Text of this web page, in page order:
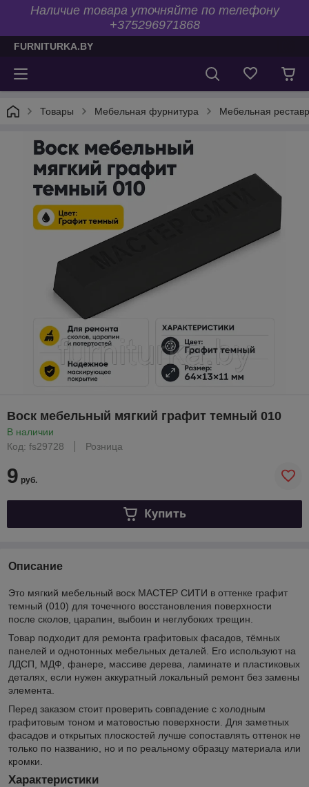
Наличие товара уточняйте по телефону
+375296971868
FURNITURKA.BY
Товары Мебельная фурнитура Мебельная
Воск мебельный мягкий графит темный 010
В наличии
Код: fs29728
Розница
9 руб.
Купить
Описание
Это мягкий мебельный воск МАСТЕР СИТИ в оттенке графит
темный (010) для точечного восстановления поверхности
после сколов, царапин, выбоин и неглубоких трещин.
Товар подходит для ремонта графитовых фасадов, тёмных
панелей и однотонных мебельных деталей. Его используют на
ЛДСП, МДФ, фанере, массиве дерева, ламинате и пластиковых
деталях, если нужен аккуратный локальный ремонт без замены
элемента.
Перед заказом стоит проверить совпадение с холодным
графитовым тоном и матовостью поверхности. Для заметных
фасадов и открытых плоскостей лучше сопоставлять оттенок не
только по названию, но и по реальному образцу материала или
кромки.
Характеристики